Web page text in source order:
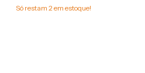
Só restam 2em estoque!